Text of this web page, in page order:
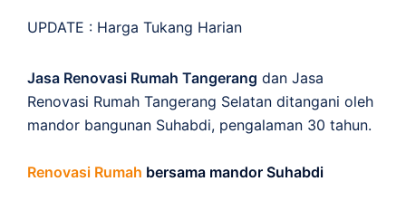
UPDATE : Harga Tukang Harian
Jasa Renovasi Rumah Tangerang dan Jasa
Renovasi Rumah Tangerang Selatan ditangani oleh
mandor bangunan Suhabdi, pengalaman 30 tahun.
Renovasi Rumah bersama mandor Suhabdi